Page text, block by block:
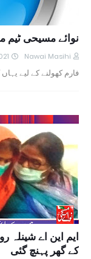
نوائے مسیحی ٹیم
Nawai Masihi
4/
فارم کھولنے کے لیے
ایم این اے
کے گھر پہنچ گئی